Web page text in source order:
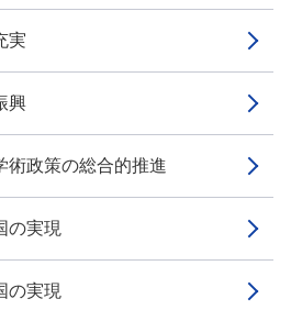
実
興
政策の総合的推進
実現
実現